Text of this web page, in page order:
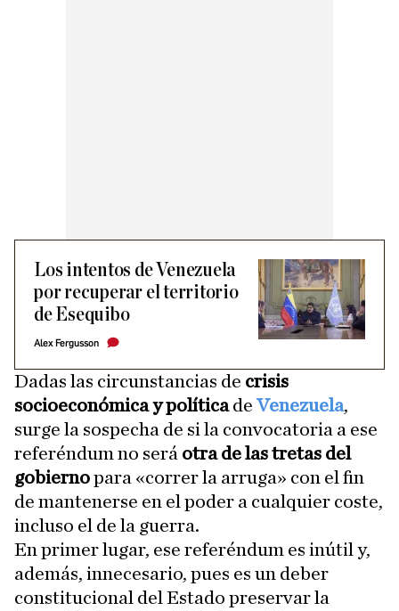
Los intentos de Venezuela
por recuperar el territorio
de Esequibo
Alex Fergusson
Dadas las circunstancias de crisis
socioeconómica y políticadeVenezuela,
surge la sospecha de si la convocatoria a ese
referéndum no será otra de las tretas del
gobiernopara «correr la arruga» con el fin
de mantenerse en el poder a cualquier coste,
incluso el de la guerra.
En primer lugar, ese referéndum es inútil y,
además, innecesario, pues es un deber
constitucional del Estado preservar la